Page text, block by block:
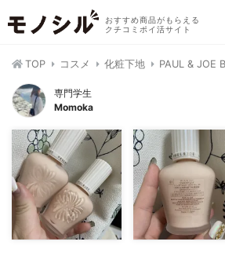
おすすめ商品がもらえる
クチコミポイ活サイト
TOP コスメ 化粧下地 PAUL & JOE
専門学生
Momoka